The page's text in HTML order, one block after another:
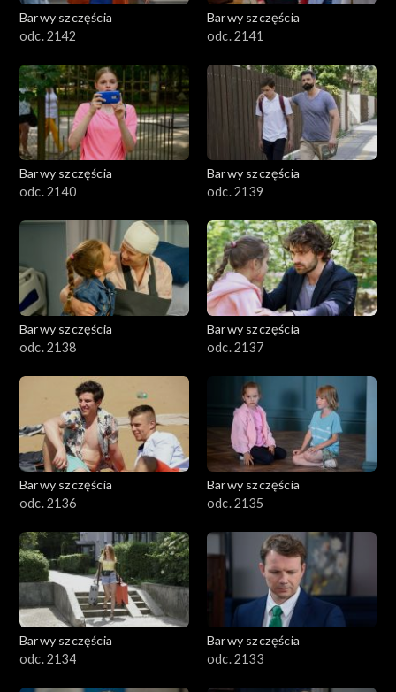
Barwy szczęścia
odc. 2142
Barwy szczęścia
odc. 2141
Barwy szczęścia
odc. 2140
Barwy szczęścia
odc. 2139
Barwy szczęścia
odc. 2138
Barwy szczęścia
odc. 2137
Barwy szczęścia
odc. 2136
Barwy szczęścia
odc. 2135
Barwy szczęścia
odc. 2134
Barwy szczęścia
odc. 2133